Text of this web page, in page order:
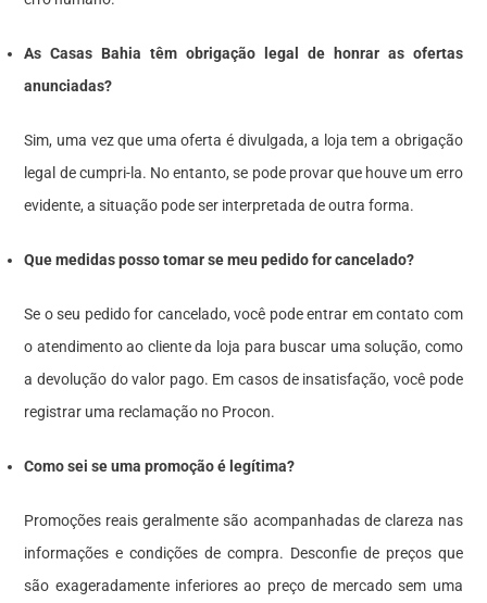
As Casas Bahia têm obrigação legal de honrar as ofertas
anunciadas?
Sim, uma vez que uma oferta é divulgada, a loja tem a obrigação
legal de cumpri-la. No entanto, se pode provar que houve um erro
evidente, a situação pode ser interpretada de outra forma.
Que medidas posso tomar se meu pedido for cancelado?
Se o seu pedido for cancelado, você pode entrar em contato com
o atendimento ao cliente da loja para buscar uma solução, como
a devolução do valor pago. Em casos de insatisfação, você pode
registrar uma reclamação no Procon.
Como sei se uma promoção é legítima?
Promoções reais geralmente são acompanhadas de clareza nas
informações e condições de compra. Desconfie de preços que
são exageradamente inferiores ao preço de mercado sem uma